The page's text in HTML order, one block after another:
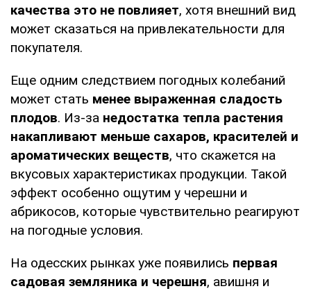
качества это не повлияет, хотя внешний вид
может сказаться на привлекательности для
покупателя.
Еще одним следствием погодных колебаний
может стать менее выраженная сладость
плодов. Из-за недостатка тепла растения
накапливают меньше сахаров, красителей и
ароматических веществ, что скажется на
вкусовых характеристиках продукции. Такой
эффект особенно ощутим у черешни и
абрикосов, которые чувствительно реагируют
на погодные условия.
На одесских рынках уже появились первая
садовая земляника и черешня, авишня и